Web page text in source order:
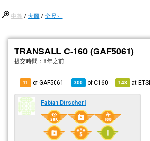
中等 /大圖 /全尺寸
TRANSALL C-160 (GAF5061)
提交時間： 8年之前
11 of GAF5061 300 ofC160 143 atETSI
Fabian Dirscherl